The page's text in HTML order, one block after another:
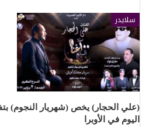
سلايدر
(علي الحجار) يخص (شهريار النجوم)
اليوم في الأوبرا